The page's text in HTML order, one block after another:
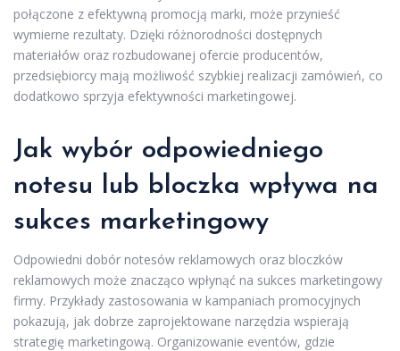
połączone z efektywną promocją marki, może przynieść
wymierne rezultaty. Dzięki różnorodności dostępnych
materiałów oraz rozbudowanej ofercie producentów,
przedsiębiorcy mają możliwość szybkiej realizacji zamówień, co
dodatkowo sprzyja efektywności marketingowej.
Jak wybór odpowiedniego
notesu lub bloczka wpływa na
sukces marketingowy
Odpowiedni dobór notesów reklamowych oraz bloczków
reklamowych może znacząco wpłynąć na sukces marketingowy
firmy. Przykłady zastosowania w kampaniach promocyjnych
pokazują, jak dobrze zaprojektowane narzędzia wspierają
strategię marketingową. Organizowanie eventów, gdzie